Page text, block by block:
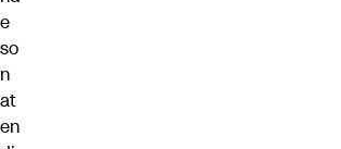
e
so
n
at
en